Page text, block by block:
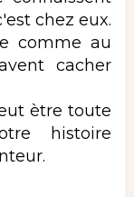
chez eux.
comme au
cacher
ètre toute
histoire